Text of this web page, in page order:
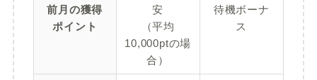
前月の獲得
ポイント
安
（平均
10,000ptの場
合）
待機ボーナ
ス